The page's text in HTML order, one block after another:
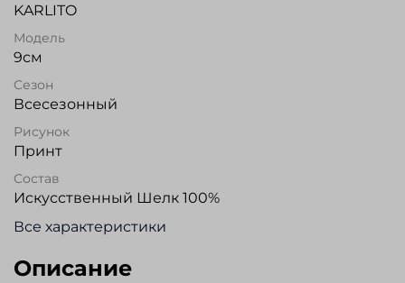
KARLITO
Модель
9см
Сезон
Всесезонный
Рисунок
Принт
Состав
Искусственный Шелк 100%
Все характеристики
Описание